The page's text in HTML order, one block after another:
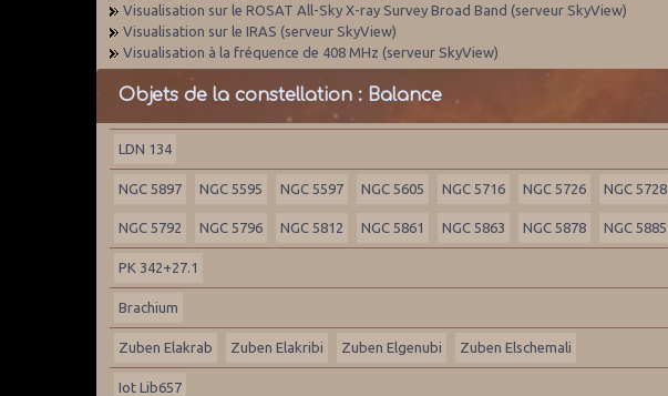
Visualisation sur le ROSAT All-Sky X-ray Survey Broad Band (serveur SkyView)
Visualisation sur le IRAS (serveur SkyView)
Visualisation à la fréquence de 408 MHz (serveur SkyView)
Objets de la constellation : Balance
LDN 134
NGC 5897 NGC 5595 NGC 5597 NGC 5605 NGC 5716 NGC 5726 NGC 5728
NGC 5792 NGC 5796 NGC 5812 NGC 5861 NGC 5863 NGC 5878 NGC 5885
PK 342+27.1
Brachium
Zuben Elakrab Zuben Elakribi Zuben Elgenubi Zuben Elschemali
Iot Lib657